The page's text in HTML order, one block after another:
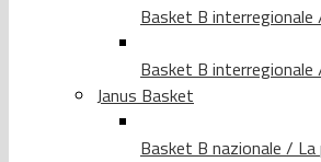
Basket B
Basket B
Janus Basket
Basket B nazionale /